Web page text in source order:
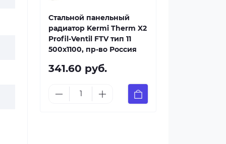
Стальной панельный
радиатор Kermi Therm X2
Profil-Ventil FTV тип 11
500x1100, пр-во Россия
341.60 руб.